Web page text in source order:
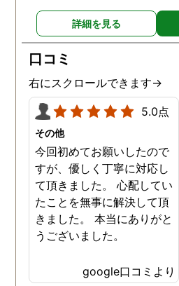
たします。
詳細を見る
口コミ
右にスクロールできます→
5.0点
その他
今回初めてお願いしたので
すが、優しく丁寧に対応し
て頂きました。 心配してい
たことを無事に解決して頂
きました。 本当にありがと
うございました。
google口コミより